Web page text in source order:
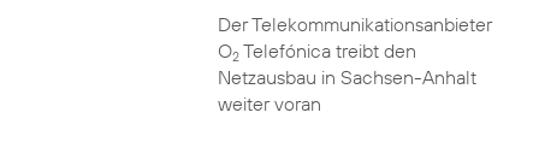
Der Telekommunikationsanbieter
O2Telefónica treibt den
Netzausbau in Sachsen-Anhalt
weiter voran